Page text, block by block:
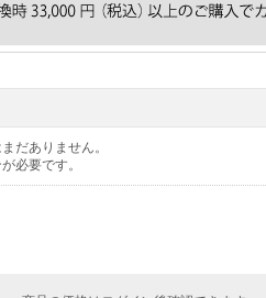
だありません。
が必要です。